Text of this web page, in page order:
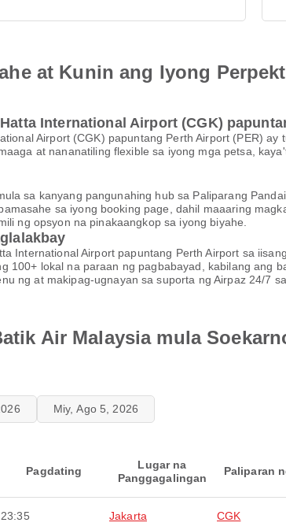
at Kunin ang Iyong
International Airport (CGK)
Airport (CGK) papuntang Perth Airport (PER) ay
at nananatiling flexible sa iyong mga petsa,
sa kanyang pangunahing hub sa Paliparang
sa iyong booking page, dahil maaaring
ng opsyon na pinakaangkop sa iyong biyahe.
International Airport papuntang Perth Airport sa
100+ lokal na paraan ng pagbabayad, kabilang ang
ng at makipag-ugnayan sa suporta ng Airpaz 24/7
Air Malaysia mula
Miy, Ago 5, 2026
Pagdating
Lugar na
Panggagalingan
Paliparan
23:35 Jakarta CGK